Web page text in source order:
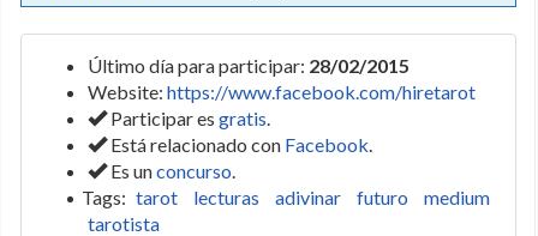
Último día para participar: 28/02/2015
Website: https://www.facebook.com/hiretarot
Participar es gratis.
Está relacionado con Facebook.
Es unconcurso.
Tags: tarot lecturas adivinar futuro
medium
tarotista